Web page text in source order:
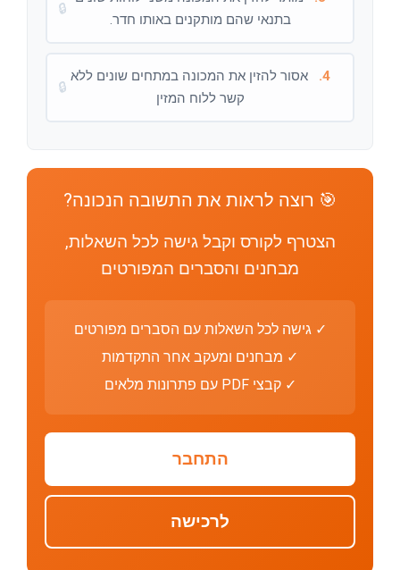
בתנאי שהם מותקנים באותו חדר.
🔒
4.
אסור להזין את המכונה במתחים שונים ללא
קשר ללוח המזין
🔒
🎯 רוצה לראות את התשובה הנכונה?
הצטרף לקורס וקבל גישה לכל השאלות,
מבחנים והסברים המפורטים
✓ גישה לכל השאלות עם הסברים מפורטים
✓ מבחנים ומעקב אחר התקדמות
✓ קבצי PDF עם פתרונות מלאים
התחבר
לרכישה